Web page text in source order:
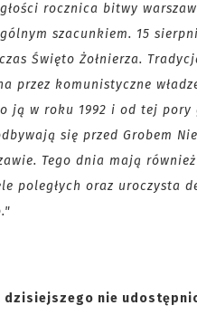
rocznica bitwy
szacunkiem. 15
Święto Żołnierza.
przez komunistyczne
ją w roku 1992 i od tej pory
się przed Grobem
Tego dnia mają
poległych oraz uroczysta
dzisiejszego nie